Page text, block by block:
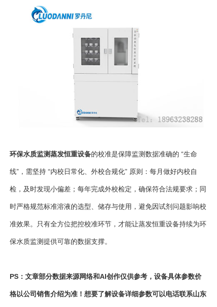
环保水质监测蒸发恒重设备的校准是保障监测数据准确的 “生命
线”，需坚持 “内校日常化、外校合规化” 原则：每月做好内校自
检，及时发现小偏差；每年完成外校检定，确保符合法规要求；同
时严格规范标准溶液的选型、储存与使用，避免因试剂问题影响校
准效果。只有全方位把控校准环节，才能让蒸发恒重设备持续为环
保水质监测提供可靠的数据支撑。
PS：文章部分数据来源网络和AI创作仅供参考，设备具体参数价
格以公司销售介绍为准！想要了解设备详细参数可以电话联系山东